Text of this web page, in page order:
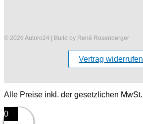
© 2026 Autoro24 | Build by René Rosenberger
Vertrag widerrufen
Alle Preise inkl. der gesetzlichen MwSt.
0